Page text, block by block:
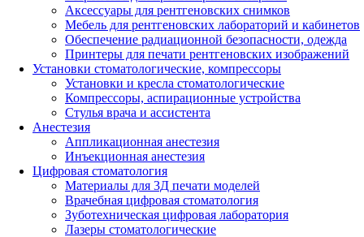
Аксессуары для рентгеновских снимков
Мебель для рентгеновских лабораторий и кабинетов
Обеспечение радиационной безопасности, одежда
Принтеры для печати рентгеновских изображений
Установки стоматологические, компрессоры
Установки и кресла стоматологические
Компрессоры, аспирационные устройства
Стулья врача и ассистента
Анестезия
Аппликационная анестезия
Инъекционная анестезия
Цифровая стоматология
Материалы для 3Д печати моделей
Врачебная цифровая стоматология
Зуботехническая цифровая лаборатория
Лазеры стоматологические